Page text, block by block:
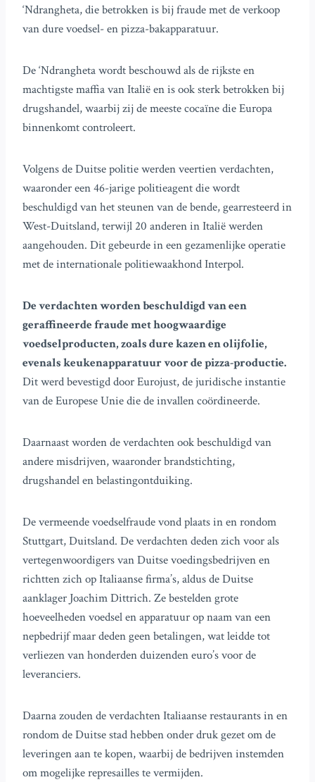
‘Ndrangheta, die betrokken is bij fraude met de verkoop
van dure voedsel- en pizza-bakapparatuur.
De ‘Ndrangheta wordt beschouwd als de rijkste en
machtigste maffia van Italië en is ook sterk betrokken bij
drugshandel, waarbij zij de meeste cocaïne die Europa
binnenkomt controleert.
Volgens de Duitse politie werden veertien verdachten,
waaronder een 46-jarige politieagent die wordt
beschuldigd van het steunen van de bende, gearresteerd in
West-Duitsland, terwijl 20 anderen in Italië werden
aangehouden. Dit gebeurde in een gezamenlijke operatie
met de internationale politiewaakhond Interpol.
De verdachten worden beschuldigd van een
geraffineerde fraude met hoogwaardige
voedselproducten, zoals dure kazen en olijfolie,
evenals keukenapparatuur voor de pizza-productie.
Dit werd bevestigd door Eurojust, de juridische instantie
van de Europese Unie die de invallen coördineerde.
Daarnaast worden de verdachten ook beschuldigd van
andere misdrijven, waaronder brandstichting,
drugshandel en belastingontduiking.
De vermeende voedselfraude vond plaats in en rondom
Stuttgart, Duitsland. De verdachten deden zich voor als
vertegenwoordigers van Duitse voedingsbedrijven en
richtten zich op Italiaanse firma’s, aldus de Duitse
aanklager Joachim Dittrich. Ze bestelden grote
hoeveelheden voedsel en apparatuur op naam van een
nepbedrijf maar deden geen betalingen, wat leidde tot
verliezen van honderden duizenden euro’s voor de
leveranciers.
Daarna zouden de verdachten Italiaanse restaurants in en
rondom de Duitse stad hebben onder druk gezet om de
leveringen aan te kopen, waarbij de bedrijven instemden
om mogelijke represailles te vermijden.